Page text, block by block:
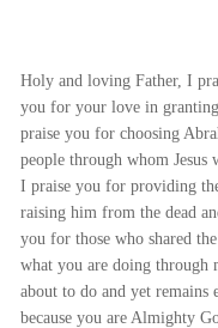
Holy and loving Father, I
you for your love in
praise you for choosing
people through whom Jesus
I praise you for providing
raising him from the dead
you for those who shared
what you are doing through
about to do and yet remains
because you are Almighty